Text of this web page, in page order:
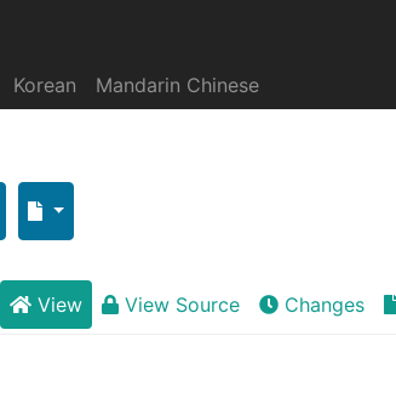
Korean Mandarin Chinese
View View Source Changes